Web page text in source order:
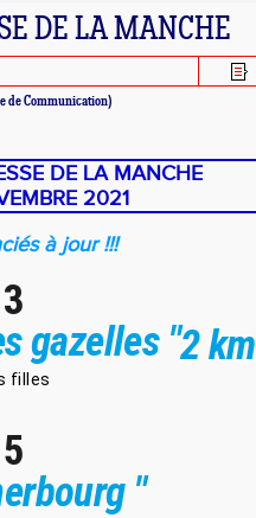
DE LA MANCHE
de Communication)
DE LA MANCHE
2021
à jour !!!
gazelles "2 km
filles
"